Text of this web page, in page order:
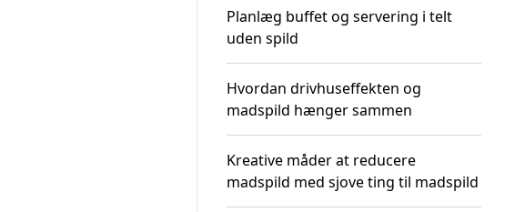
Planlæg buffet og servering i telt
uden spild
Hvordan drivhuseffekten og
madspild hænger sammen
Kreative måder at reducere
madspild med sjove ting til madspild